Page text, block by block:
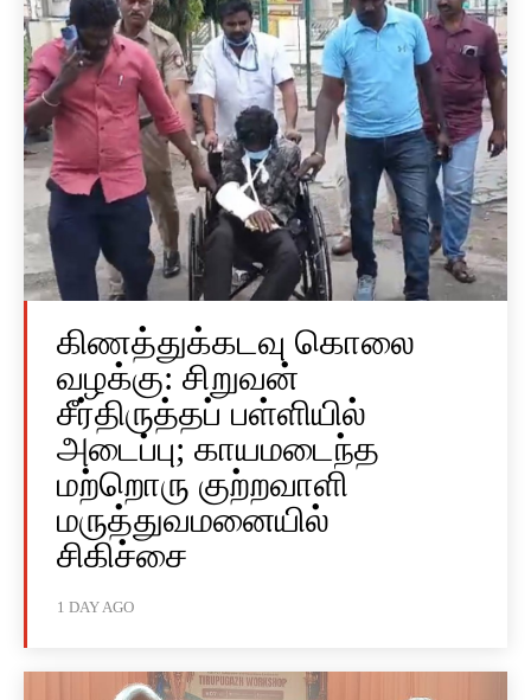
கிணத்துக்கடவு கொலை
வழக்கு: சிறுவன்
சீர்திருத்தப் பள்ளியில்
அடைப்பு; காயமடைந்த
மற்றொரு குற்றவாளி
மருத்துவமனையில்
சிகிச்சை
1 DAY AGO